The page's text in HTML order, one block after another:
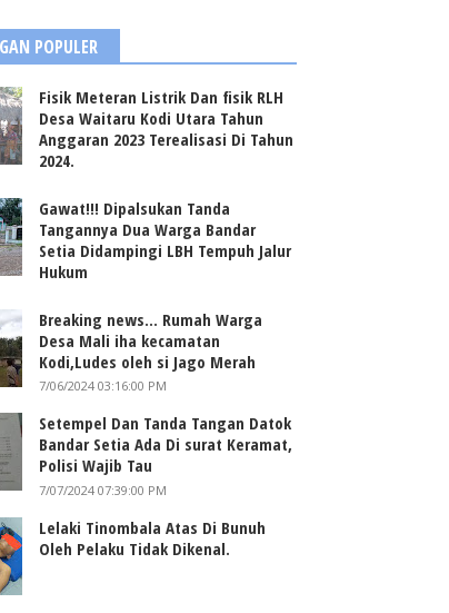
POPULER
Fisik Meteran Listrik Dan fisik RLH
Desa Waitaru Kodi Utara Tahun
Anggaran 2023 Terealisasi Di Tahun
2024.
Gawat!!! Dipalsukan Tanda
Tangannya Dua Warga Bandar
Setia Didampingi LBH Tempuh Jalur
Hukum
Breaking news... Rumah Warga
Desa Mali iha kecamatan
Kodi,Ludes oleh si Jago Merah
7/06/2024 03:16:00 PM
Setempel Dan Tanda Tangan Datok
Bandar Setia Ada Di surat Keramat,
Polisi Wajib Tau
7/07/2024 07:39:00 PM
Lelaki Tinombala Atas Di Bunuh
Oleh Pelaku Tidak Dikenal.